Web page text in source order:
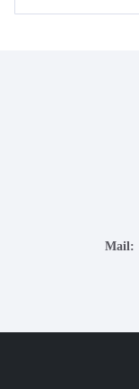
Mail: